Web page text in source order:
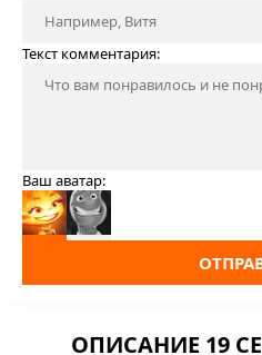
Текст комментария:
Ваш аватар:
ОПИСАНИЕ 19